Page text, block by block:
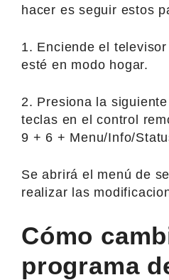
hacer es seguir estos
1. Enciende el
esté en modo hogar.
2. Presiona la
teclas en el control
9 + 6 + Menu/Info/
Se abrirá el menú de
realizar las
Cómo
programa